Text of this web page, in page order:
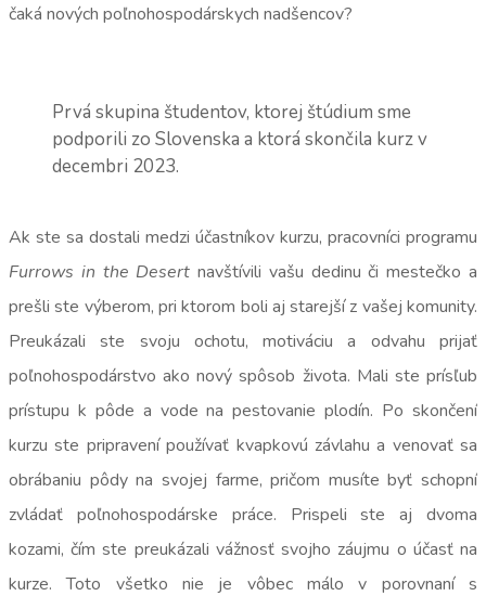
čaká nových poľnohospodárskych nadšencov?
Prvá skupina študentov, ktorej štúdium sme
podporili zo Slovenska a ktorá skončila kurz v
decembri 2023.
Ak ste sa dostali medzi účastníkov kurzu, pracovníci programu
Furrows in the Desert navštívili vašu dedinu či mestečko a
prešli ste výberom, pri ktorom boli aj starejší z vašej komunity.
Preukázali ste svoju ochotu, motiváciu a odvahu prijať
poľnohospodárstvo ako nový spôsob života. Mali ste prísľub
prístupu k pôde a vode na pestovanie plodín. Po skončení
kurzu ste pripravení používať kvapkovú závlahu a venovať sa
obrábaniu pôdy na svojej farme, pričom musíte byť schopní
zvládať poľnohospodárske práce. Prispeli ste aj dvoma
kozami, čím ste preukázali vážnosť svojho záujmu o účasť na
kurze. Toto všetko nie je vôbec málo v porovnaní s